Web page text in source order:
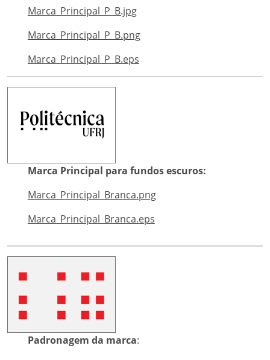
Marca_Principal_P_B.jpg
Marca_Principal_P_B.png
Marca_Principal_P_B.eps
Marca Principal para fundos escuros:
Marca_Principal_Branca.png
Marca_Principal_Branca.eps
Padronagem da marca: